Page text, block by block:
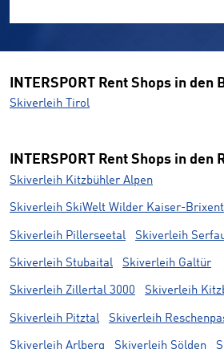
INTERSPORT Rent Shops in
Skiverleih Tirol
INTERSPORT Rent Shops in den
Skiverleih Kitzbühler Alpen
Skiverleih SkiWelt Wilder Kaiser-
Skiverleih Pillerseetal Skiverleih
Skiverleih Stubaital Skiverleih Galtür
Skiverleih Zillertal 3000 Skiverleih
Skiverleih Pitztal Skiverleih
Skiverleih Arlberg Skiverleih Sölden